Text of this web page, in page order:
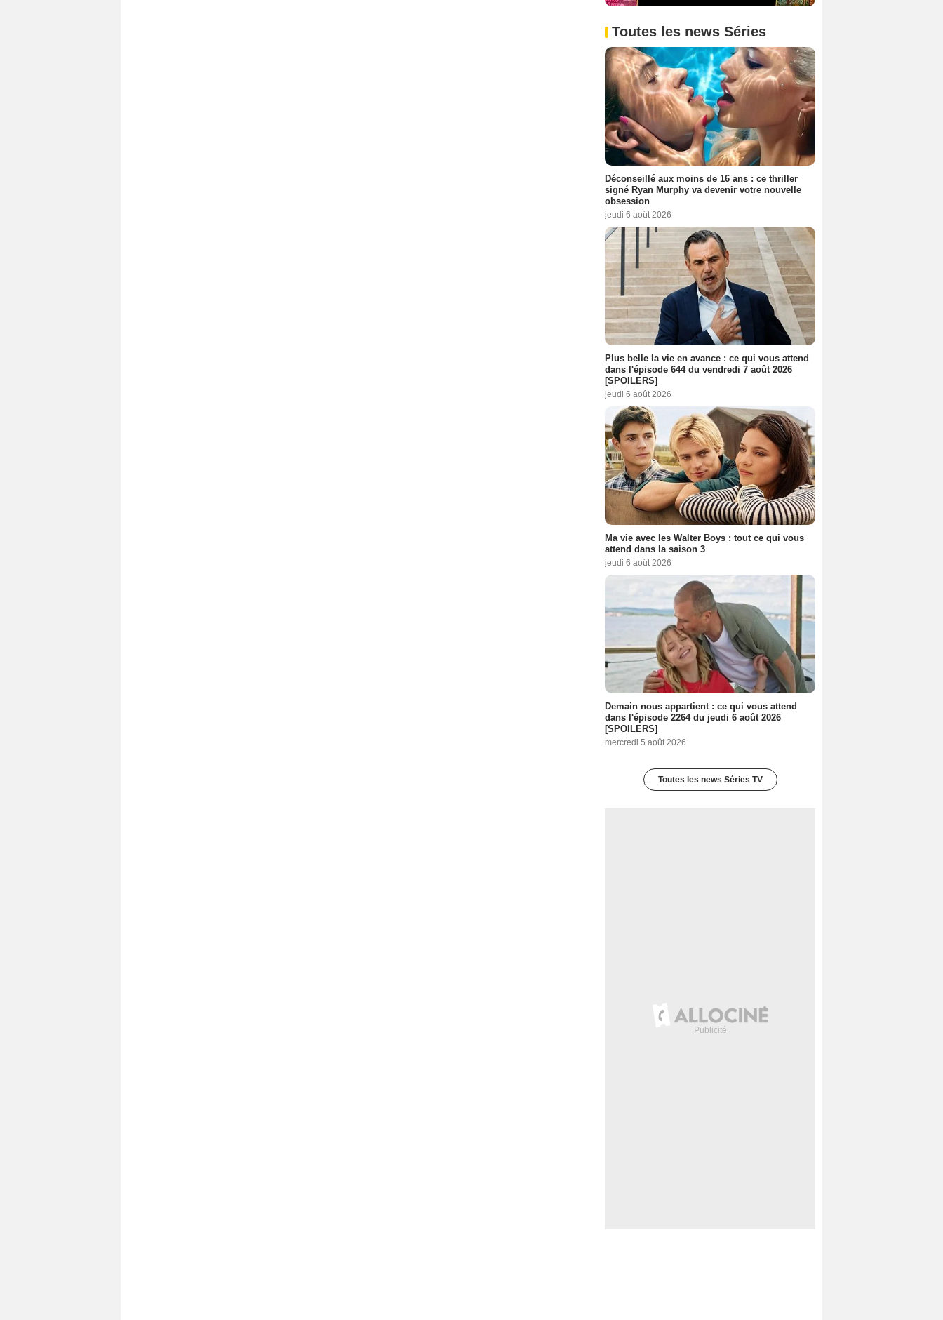
Toutes les news Séries
Déconseillé aux moins de 16 ans : ce thriller
signé Ryan Murphy va devenir votre nouvelle
obsession
jeudi 6 août 2026
Plus belle la vie en avance : ce qui vous attend
dans l'épisode 644 du vendredi 7 août 2026
[SPOILERS]
jeudi 6 août 2026
Ma vie avec les Walter Boys : tout ce qui vous
attend dans la saison 3
jeudi 6 août 2026
Demain nous appartient : ce qui vous attend
dans l'épisode 2264 du jeudi 6 août 2026
[SPOILERS]
mercredi 5 août 2026
Toutes les news Séries TV